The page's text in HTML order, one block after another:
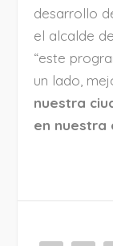
desarrollo
el alcalde de
“este
un lado,
nuestra
en nuestra